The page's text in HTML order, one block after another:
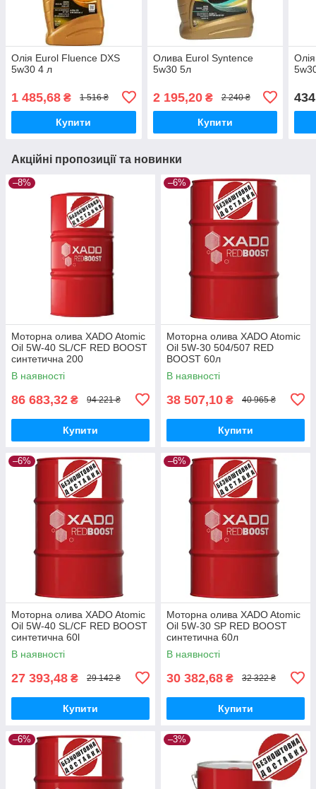
Олія Eurol Fluence DXS
5w30 4 л
1 485,68 ₴ 1 516 ₴
Купити
Олива Eurol Syntence
5w30 5л
2 195,20₴ 2 240 ₴
Купити
434
Акційні пропозиції та новинки
–8%
Моторна олива XADO Atomic
Oil 5W-40 SL/CF RED BOOST
синтетична 200
В наявності
86 683,32 ₴ 94 221 ₴
Купити
–6%
Моторна олива XADO Atomic
Oil 5W-30 504/507 RED
BOOST 60л
В наявності
38 507,10 ₴ 40 965 ₴
Купити
–6%
Моторна олива XADO Atomic
Oil 5W-40 SL/CF RED BOOST
синтетична 60l
В наявності
27 393,48 ₴ 29 142 ₴
Купити
–6%
Моторна олива XADO Atomic
Oil 5W-30 SP RED BOOST
синтетична 60л
В наявності
30 382,68 ₴ 32 322 ₴
Купити
–6% –3%